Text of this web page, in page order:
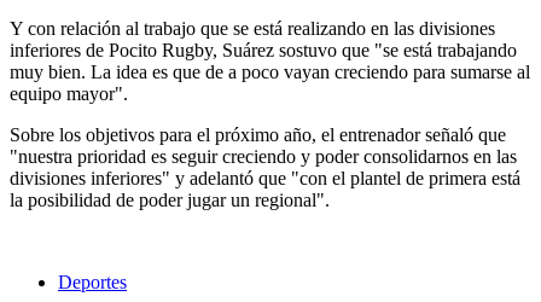
Y con relación al trabajo que se está realizando en las divisiones
inferiores de Pocito Rugby, Suárez sostuvo que "se está trabajando
muy bien. La idea es que de a poco vayan creciendo para sumarse al
equipo mayor".
Sobre los objetivos para el próximo año, el entrenador señaló que
"nuestra prioridad es seguir creciendo y poder consolidarnos en las
divisiones inferiores" y adelantó que "con el plantel de primera está
la posibilidad de poder jugar un regional".
Deportes